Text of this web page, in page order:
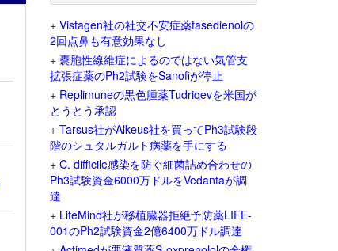
+ Vistagen社の社交不安症薬fasedienolの
2回点鼻も有意効果なし
+ 嚢胞性線維症によるのではない気管支
拡張症薬のPh2試験をSanofiが停止
+ Replimuneの黒色腫薬Tudriqevを米国が
とうとう承認
+ Tarsus社がAlkeus社を買ってPh3試験段
階のシュタルガルト病薬を手にする
+ C. difficile感染を防ぐ細菌詰め合わせの
Ph3試験資金6000万ドルをVedantaが調
達
+ LifeMind社が移植臓器拒絶予防薬LIFE-
001のPh2試験資金2億6400万ドル調達